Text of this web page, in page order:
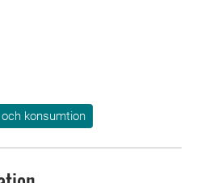
konsumtion